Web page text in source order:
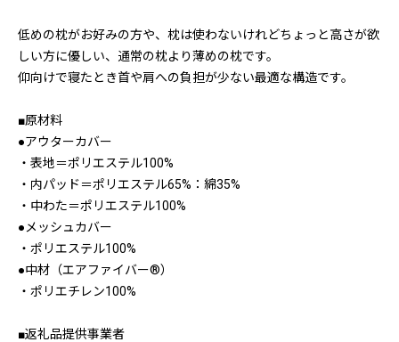
低めの枕がお好みの方や、枕は使わないけれどちょっと高さが欲
しい方に優しい、通常の枕より薄めの枕です。
仰向けで寝たとき首や肩への負担が少ない最適な構造です。
■原材料
●アウターカバー
・表地＝ポリエステル100%
・内パッド＝ポリエステル65%：綿35%
・中わた＝ポリエステル100%
●メッシュカバー
・ポリエステル100%
●中材（エアファイバー®）
・ポリエチレン100%
■返礼品提供事業者